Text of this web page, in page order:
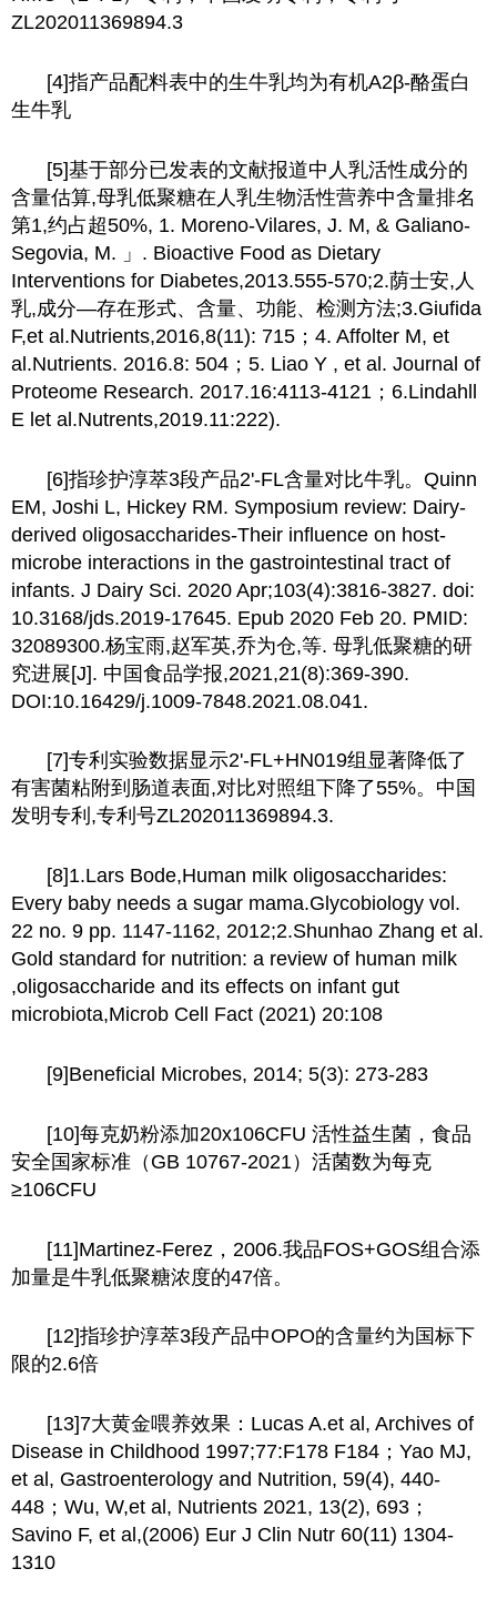
ZL202011369894.3
[4]指产品配料表中的生牛乳均为有机A2β-酪蛋白
生牛乳
[5]基于部分已发表的文献报道中人乳活性成分的
含量估算,母乳低聚糖在人乳生物活性营养中含量排名
第1,约占超50%, 1. Moreno-Vilares, J. M, & Galiano-
Segovia, M. 」. Bioactive Food as Dietary
Interventions for Diabetes,2013.555-570;2.荫士安,人
乳,成分—存在形式、含量、功能、检测方法;3.Giufida
F,et al.Nutrients,2016,8(11): 715；4. Affolter M, et
al.Nutrients. 2016.8: 504；5. Liao Y , et al. Journal of
Proteome Research. 2017.16:4113-4121；6.Lindahll
E let al.Nutrents,2019.11:222).
[6]指珍护淳萃3段产品2'-FL含量对比牛乳。Quinn
EM, Joshi L, Hickey RM. Symposium review: Dairy-
derived oligosaccharides-Their influence on host-
microbe interactions in the gastrointestinal tract of
infants. J Dairy Sci. 2020 Apr;103(4):3816-3827. doi:
10.3168/jds.2019-17645. Epub 2020 Feb 20. PMID:
32089300.杨宝雨,赵军英,乔为仓,等. 母乳低聚糖的研
究进展[J]. 中国食品学报,2021,21(8):369-390.
DOI:10.16429/j.1009-7848.2021.08.041.
[7]专利实验数据显示2'-FL+HN019组显著降低了
有害菌粘附到肠道表面,对比对照组下降了55%。中国
发明专利,专利号ZL202011369894.3.
[8]1.Lars Bode,Human milk oligosaccharides:
Every baby needs a sugar mama.Glycobiology vol.
22 no. 9 pp. 1147-1162, 2012;2.Shunhao Zhang et al.
Gold standard for nutrition: a review of human milk
,oligosaccharide and its effects on infant gut
microbiota,Microb Cell Fact (2021) 20:108
[9]Beneficial Microbes, 2014; 5(3): 273-283
[10]每克奶粉添加20x106CFU 活性益生菌，食品
安全国家标准（GB 10767-2021）活菌数为每克
≥106CFU
[11]Martinez-Ferez，2006.我品FOS+GOS组合添
加量是牛乳低聚糖浓度的47倍。
[12]指珍护淳萃3段产品中OPO的含量约为国标下
限的2.6倍
[13]7大黄金喂养效果：Lucas A.et al, Archives of
Disease in Childhood 1997;77:F178 F184；Yao MJ,
et al, Gastroenterology and Nutrition, 59(4), 440-
448；Wu, W,et al, Nutrients 2021, 13(2), 693；
Savino F, et al,(2006) Eur J Clin Nutr 60(11) 1304-
1310